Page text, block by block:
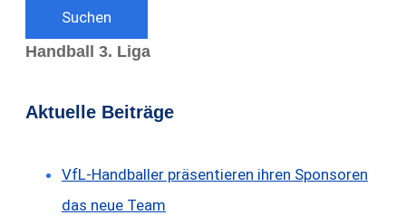
Suchen
Handball 3. Liga
Aktuelle Beiträge
VfL-Handballer präsentieren ihren Sponsoren
das neue Team